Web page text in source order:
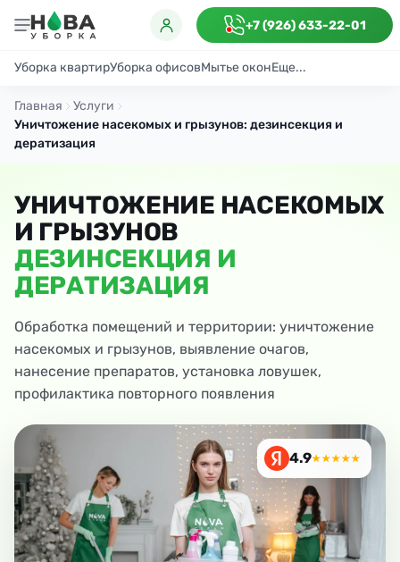
+7 (926) 633-22-01
Уборка квартирУборка офисовМытье оконЕще...
ГенеральнаяПоддерживающая
Главная
Услуги
Уничтожение насекомых и грызунов: дезинсекция и
дератизация
УНИЧТОЖЕНИЕ НАСЕКОМЫХ
И ГРЫЗУНОВ
ДЕЗИНСЕКЦИЯ И
ДЕРАТИЗАЦИЯ
Обработка помещений и территории: уничтожение
насекомых и грызунов, выявление очагов,
нанесение препаратов, установка ловушек,
профилактика повторного появления
4.9★★★★★